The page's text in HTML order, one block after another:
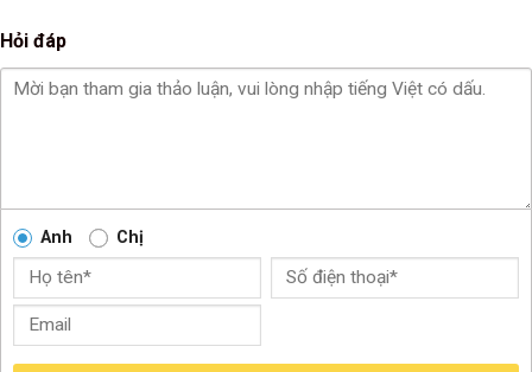
Hỏi đáp
Anh Chị